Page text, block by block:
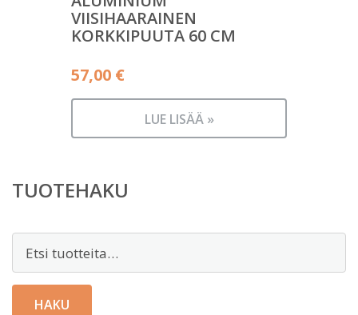
VIISIHAARAINEN
KORKKIPUUTA 60 CM
57,00 €
LUE LISÄÄ »
TUOTEHAKU
HAKU